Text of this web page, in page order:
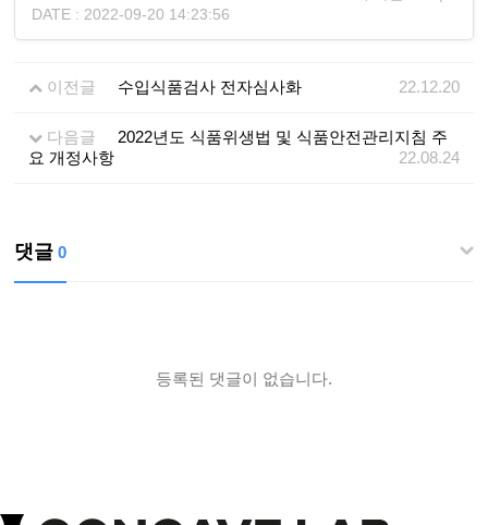
DATE : 2022-09-20 14:23:56
이전글 수입식품검사 전자심사화 22.12.20
다음글
2022년도 식품위생법 및 식품안전관리지침 주
요 개정사항
22.08.24
댓글 0
등록된 댓글이 없습니다.